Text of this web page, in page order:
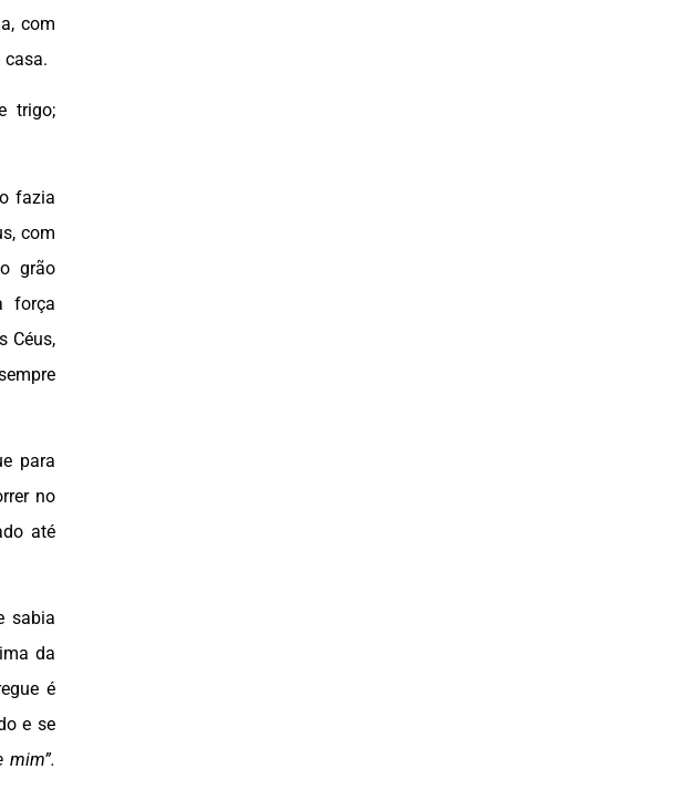
com
casa.
trigo;
fazia
com
grão
força
Céus,
para
no
até
sabia
da
é
e se
mim”.